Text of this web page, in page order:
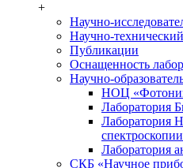
+
Научно-
Научно-
Публикации
Оснащенность
Научно-
НОЦ
Лаборатория
Лаборатория
Лаборатория
СКБ «Научное